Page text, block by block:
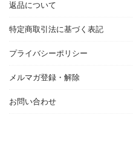
返品について
特定商取引法に基づく表記
プライバシーポリシー
メルマガ登録・解除
お問い合わせ